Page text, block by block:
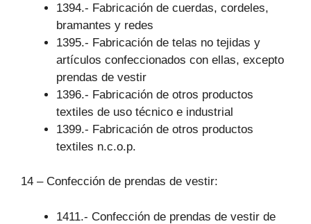
1394.- Fabricación de cuerdas, cordeles,
bramantes y redes
1395.- Fabricación de telas no tejidas y
artículos confeccionados con ellas, excepto
prendas de vestir
1396.- Fabricación de otros productos
textiles de uso técnico e industrial
1399.- Fabricación de otros productos
textiles n.c.o.p.
14 – Confección de prendas de vestir:
1411.- Confección de prendas de vestir de